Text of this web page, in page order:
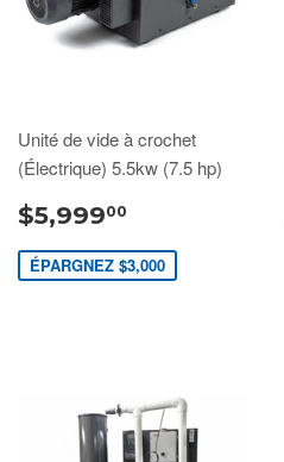
Unité de vide à crochet
(Électrique) 5.5kw (7.5 hp)
$5,99900
ÉPARGNEZ $3,000